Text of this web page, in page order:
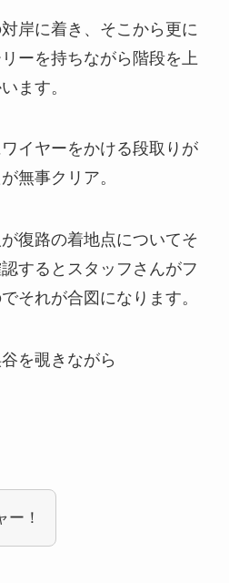
岸に着き、そこから更に
ーを持ちながら階段を上
ます。
イヤーをかける段取りが
無事クリア。
復路の着地点についてそ
するとスタッフさんがフ
それが合図になります。
を覗きながら
ー！